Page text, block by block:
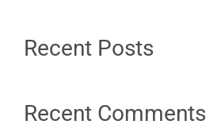
Recent Posts
Recent Comments